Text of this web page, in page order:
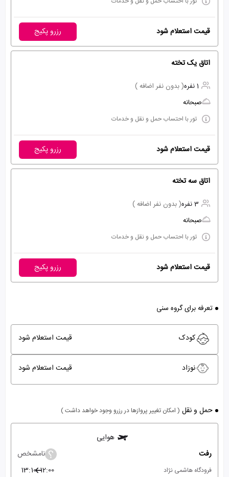
قیمت استعلام شود رزرو پکیج
اتاق یک تخته
1 نفره
( بدون نفر اضافه )
صبحانه
تور با احتساب حمل و نقل و خدمات
قیمت استعلام شود رزرو پکیج
اتاق سه تخته
3 نفره
( بدون نفر اضافه )
صبحانه
تور با احتساب حمل و نقل و خدمات
قیمت استعلام شود رزرو پکیج
تعرفه برای گروه سنی
کودک قیمت استعلام شود
نوزاد قیمت استعلام شود
حمل و نقل ( امکان تغییر پروازها در رزرو وجود خواهد داشت )
هوایی
رفت
نامشخص
فرودگاه هاشمی نژاد 12:00
13:10